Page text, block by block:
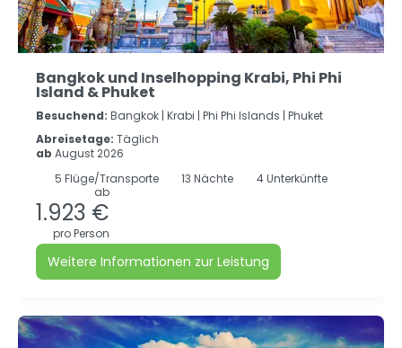
Bangkok und Inselhopping Krabi, Phi Phi
Island & Phuket
Besuchend: Bangkok | Krabi | Phi Phi Islands | Phuket
Abreisetage: Täglich
ab August 2026
5 Flüge/Transporte 13 Nächte
4 Unterkünfte
ab
1.923 €
pro Person
Weitere Informationen zur Leistung